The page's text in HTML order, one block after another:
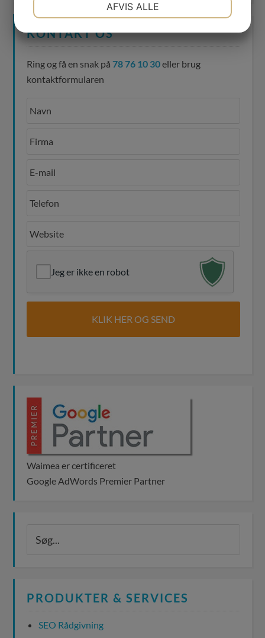
KONTAKT OS
Ring og få en snak på78 76 10 30eller brug
kontaktformularen
Jeg er ikke en robot
Waimea er certificeret
Google AdWords Premier Partner
PRODUKTER & SERVICES
SEO Rådgivning
AFVIS ALLE